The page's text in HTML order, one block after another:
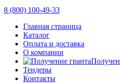
8 (800) 100-49-33
Главная страница
Каталог
Оплата и доставка
О компании
Тендеры
Контакты